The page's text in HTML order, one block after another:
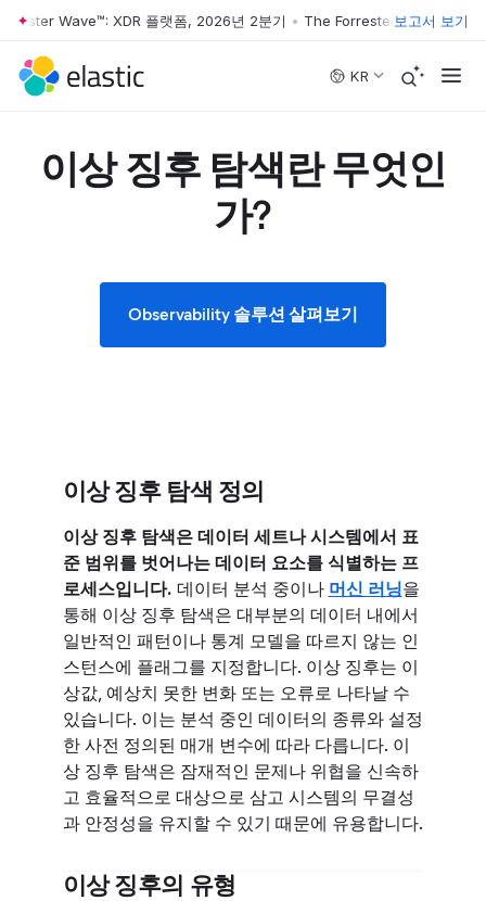
Skip to main content
Wave™: XDR 플랫폼, 2026년 2분기 • The Forrester Wave™: XDR 플
보고서 보기
KR
이상 징후 탐색란 무엇인
가?
Observability 솔루션 살펴보기
이상 징후 탐색 정의
이상 징후 탐색은 데이터 세트나 시스템에서 표
준 범위를 벗어나는 데이터 요소를 식별하는 프
로세스입니다. 데이터 분석 중이나 머신 러닝을
통해 이상 징후 탐색은 대부분의 데이터 내에서
일반적인 패턴이나 통계 모델을 따르지 않는 인
스턴스에 플래그를 지정합니다. 이상 징후는 이
상값, 예상치 못한 변화 또는 오류로 나타날 수
있습니다. 이는 분석 중인 데이터의 종류와 설정
한 사전 정의된 매개 변수에 따라 다릅니다. 이
상 징후 탐색은 잠재적인 문제나 위협을 신속하
고 효율적으로 대상으로 삼고 시스템의 무결성
과 안정성을 유지할 수 있기 때문에 유용합니다.
이상 징후의 유형